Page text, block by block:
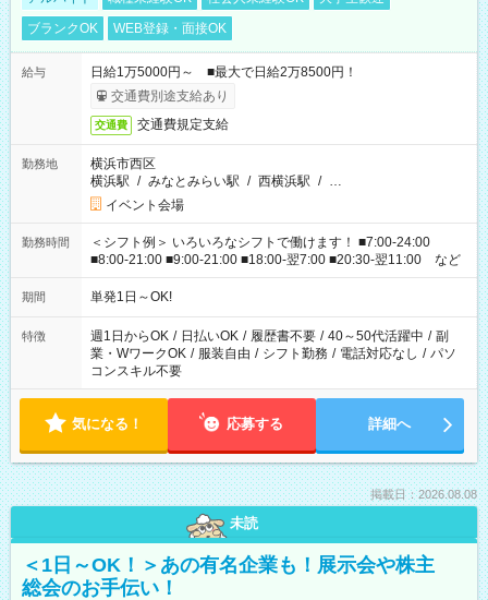
ブランクOK
WEB登録・面接OK
給与
日給1万5000円～ ■最大で日給2万8500円！
交通費別途支給あり
交通費 交通費規定支給
勤務地
横浜市西区
横浜駅 / みなとみらい駅 / 西横浜駅 / …
イベント会場
勤務時間
＜シフト例＞ いろいろなシフトで働けます！ ■7:00-24:00
■8:00-21:00 ■9:00-21:00 ■18:00-翌7:00 ■20:30-翌11:00 など
期間 単発1日～OK!
特徴 週1日からOK / 日払いOK / 履歴書不要 / 40～50代活躍中 / 副
業・WワークOK / 服装自由 / シフト勤務 / 電話対応なし / パソ
コンスキル不要
気になる！ 応募する 詳細へ
掲載日：2026.08.08
未読
＜1日～OK！＞あの有名企業も！展示会や株主
総会のお手伝い！